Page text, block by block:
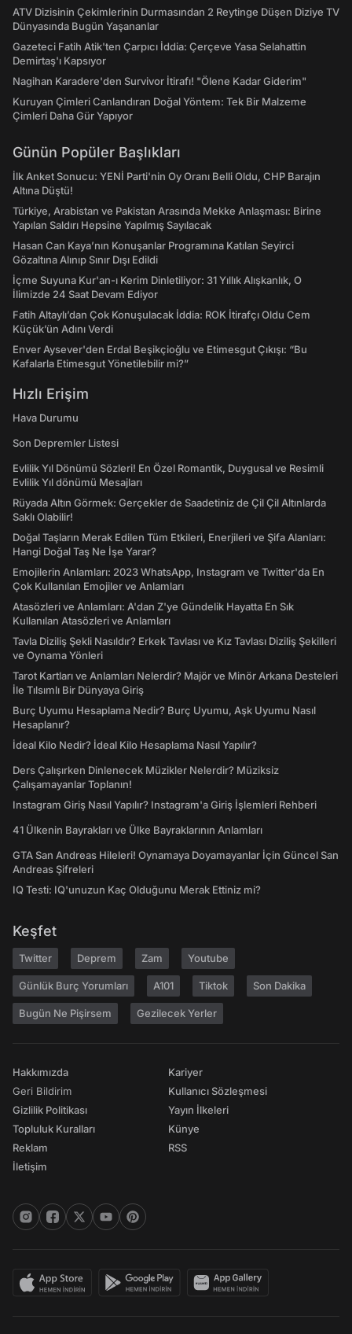
ATV Dizisinin Çekimlerinin Durmasından 2 Reytinge Düşen Diziye TV
Dünyasında Bugün Yaşananlar
Gazeteci Fatih Atik'ten Çarpıcı İddia: Çerçeve Yasa Selahattin
Demirtaş'ı Kapsıyor
Nagihan Karadere'den Survivor İtirafı! "Ölene Kadar Giderim"
Kuruyan Çimleri Canlandıran Doğal Yöntem: Tek Bir Malzeme
Çimleri Daha Gür Yapıyor
Günün Popüler Başlıkları
İlk Anket Sonucu: YENİ Parti'nin Oy Oranı Belli Oldu, CHP Barajın
Altına Düştü!
Türkiye, Arabistan ve Pakistan Arasında Mekke Anlaşması: Birine
Yapılan Saldırı Hepsine Yapılmış Sayılacak
Hasan Can Kaya’nın Konuşanlar Programına Katılan Seyirci
Gözaltına Alınıp Sınır Dışı Edildi
İçme Suyuna Kur'an-ı Kerim Dinletiliyor: 31 Yıllık Alışkanlık, O
İlimizde 24 Saat Devam Ediyor
Fatih Altaylı’dan Çok Konuşulacak İddia: ROK İtirafçı Oldu Cem
Küçük’ün Adını Verdi
Enver Aysever'den Erdal Beşikçioğlu ve Etimesgut Çıkışı: “Bu
Kafalarla Etimesgut Yönetilebilir mi?”
Hızlı Erişim
Hava Durumu
Son Depremler Listesi
Evlilik Yıl Dönümü Sözleri! En Özel Romantik, Duygusal ve Resimli
Evlilik Yıl dönümü Mesajları
Rüyada Altın Görmek: Gerçekler de Saadetiniz de Çil Çil Altınlarda
Saklı Olabilir!
Doğal Taşların Merak Edilen Tüm Etkileri, Enerjileri ve Şifa Alanları:
Hangi Doğal Taş Ne İşe Yarar?
Emojilerin Anlamları: 2023 WhatsApp, Instagram ve Twitter'da En
Çok Kullanılan Emojiler ve Anlamları
Atasözleri ve Anlamları: A'dan Z'ye Gündelik Hayatta En Sık
Kullanılan Atasözleri ve Anlamları
Tavla Diziliş Şekli Nasıldır? Erkek Tavlası ve Kız Tavlası Diziliş Şekilleri
ve Oynama Yönleri
Tarot Kartları ve Anlamları Nelerdir? Majör ve Minör Arkana Desteleri
İle Tılsımlı Bir Dünyaya Giriş
Burç Uyumu Hesaplama Nedir? Burç Uyumu, Aşk Uyumu Nasıl
Hesaplanır?
İdeal Kilo Nedir? İdeal Kilo Hesaplama Nasıl Yapılır?
Ders Çalışırken Dinlenecek Müzikler Nelerdir? Müziksiz
Çalışamayanlar Toplanın!
Instagram Giriş Nasıl Yapılır? Instagram'a Giriş İşlemleri Rehberi
41 Ülkenin Bayrakları ve Ülke Bayraklarının Anlamları
GTA San Andreas Hileleri! Oynamaya Doyamayanlar İçin Güncel San
Andreas Şifreleri
IQ Testi: IQ'unuzun Kaç Olduğunu Merak Ettiniz mi?
Keşfet
Twitter Deprem Zam Youtube
Günlük Burç Yorumları A101 Tiktok Son Dakika
Bugün Ne Pişirsem Gezilecek Yerler
Hakkımızda
Geri Bildirim
Gizlilik Politikası
Topluluk Kuralları
Reklam
İletişim
Kariyer
Kullanıcı Sözleşmesi
Yayın İlkeleri
Künye
RSS